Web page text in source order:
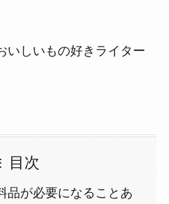
いしいもの好きライター
目次
品が必要になることあ